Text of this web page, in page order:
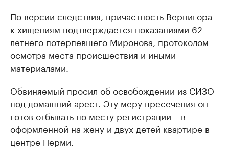
По версии следствия, причастность Вернигора
к хищениям подтверждается показаниями 62-
летнего потерпевшего Миронова, протоколом
осмотра места происшествия и иными
материалами.
Обвиняемый просил об освобождении из СИЗО
под домашний арест. Эту меру пресечения он
готов отбывать по месту регистрации – в
оформленной на жену и двух детей квартире в
центре Перми.